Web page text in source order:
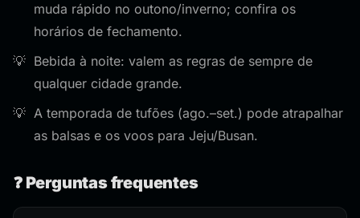
muda rápido no outono/inverno; confira os
horários de fechamento.
Bebida à noite: valem as regras de sempre de
qualquer cidade grande.
A temporada de tufões (ago.–set.) pode atrapalhar
as balsas e os voos para Jeju/Busan.
❓ Perguntas frequentes